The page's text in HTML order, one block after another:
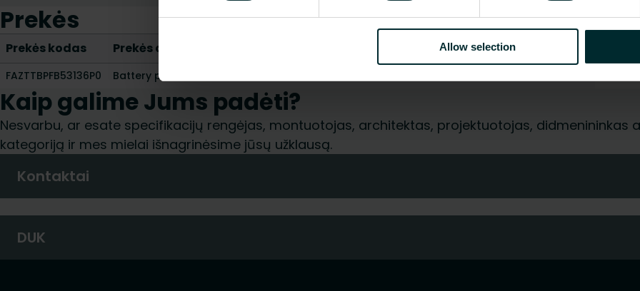
Allow selection
Prekės
Prekės kodas Prekės aprašymas CO2/Kg ekvivalentas per kg medžiagos
FAZTTBPFB53136P0 Battery press machine Li-Ion
Kaip galime Jums padėti?
Nesvarbu, ar esate specifikacijų rengėjas, montuotojas, architektas, projektuotojas, didmenininkas
kategoriją ir mes mielai išnagrinėsime jūsų užklausą.
Kontaktai
DUK